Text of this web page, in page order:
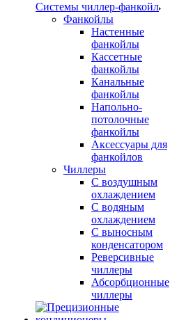
Системы чиллер-фанкойл
Фанкойлы
Настенные
фанкойлы
Кассетные
фанкойлы
Канальные
фанкойлы
Напольно-
потолочные
фанкойлы
Аксессуары для
фанкойлов
Чиллеры
С воздушным
охлаждением
С водяным
охлаждением
С выносным
конденсатором
Реверсивные
чиллеры
Абсорбционные
чиллеры